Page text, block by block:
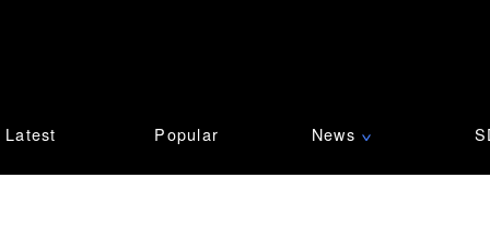
Latest Popular News ∨